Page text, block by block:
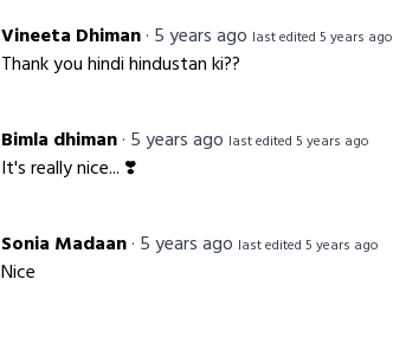
Vineeta Dhiman· 5 years ago last edited 5 years ago
Thank you hindi hindustan ki??
Bimla dhiman· 5 years ago last edited 5 years ago
It's really nice... ❣️
Sonia Madaan· 5 years ago last edited 5 years ago
Nice